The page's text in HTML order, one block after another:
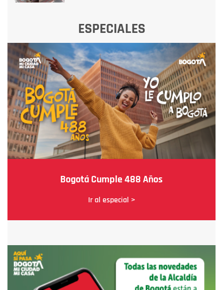
ESPECIALES
Bogotá Cumple 488 Años
Ir al especial >